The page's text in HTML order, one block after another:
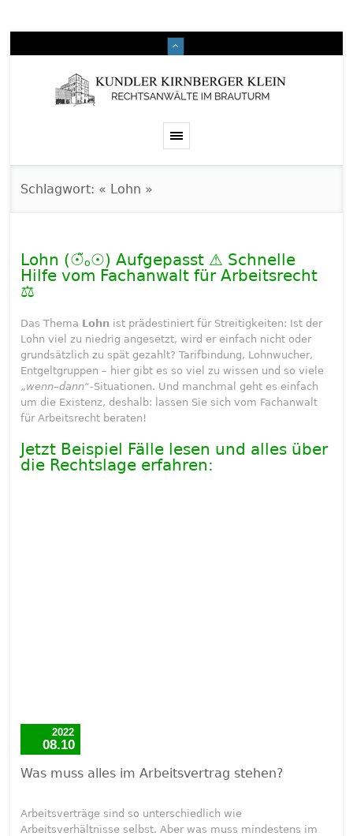
Schlagwort: « Lohn »
Lohn (☉̃ₒ☉) Aufgepasst ⚠️ Schnelle
Hilfe vom Fachanwalt für Arbeitsrecht
⚖️
Das Thema Lohn ist prädestiniert für Streitigkeiten: Ist der
Lohn viel zu niedrig angesetzt, wird er einfach nicht oder
grundsätzlich zu spät gezahlt? Tarifbindung, Lohnwucher,
Entgeltgruppen – hier gibt es so viel zu wissen und so viele
„wenn–dann“-Situationen. Und manchmal geht es einfach
um die Existenz, deshalb: lassen Sie sich vom Fachanwalt
für Arbeitsrecht beraten!
Jetzt Beispiel Fälle lesen und alles über
die Rechtslage erfahren:
2022
08.10
Was muss alles im Arbeitsvertrag stehen?
Arbeitsverträge sind so unterschiedlich wie
Arbeitsverhältnisse selbst. Aber was muss mindestens im